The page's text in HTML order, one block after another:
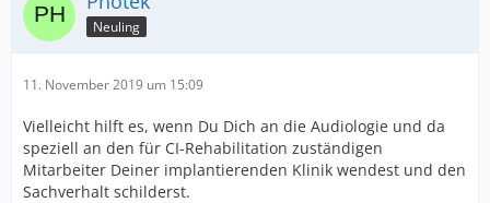
Neuling
11. November 2019 um 15:09
Vielleicht hilft es, wenn Du Dich an die Audiologie und da
speziell an den für CI-Rehabilitation zuständigen
Mitarbeiter Deiner implantierenden Klinik wendest und den
Sachverhalt schilderst.